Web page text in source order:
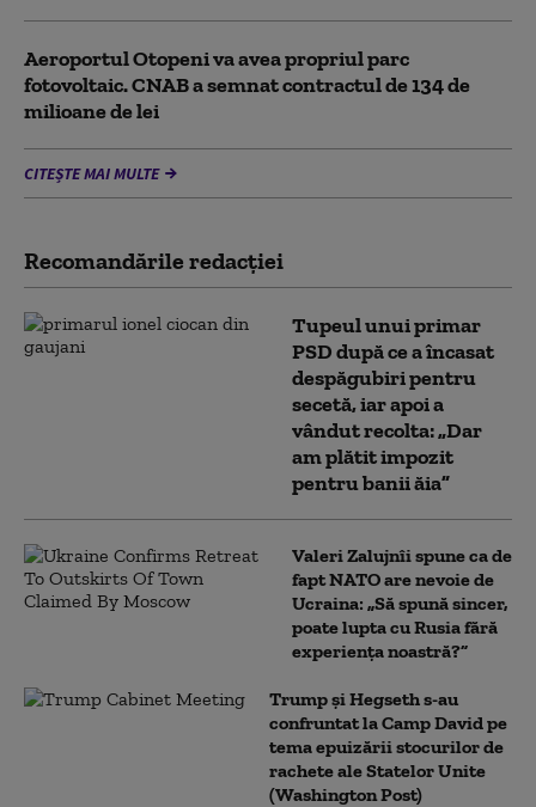
Aeroportul Otopeni va avea propriul parc
fotovoltaic. CNAB a semnat contractul de 134 de
milioane de lei
CITEȘTE MAI MULTE
Recomandările redacţiei
Tupeul unui primar
PSD după ce a încasat
despăgubiri pentru
secetă, iar apoi a
vândut recolta: „Dar
am plătit impozit
pentru banii ăia”
Valeri Zalujnîi spune ca de
fapt NATO are nevoie de
Ucraina: „Să spună sincer,
poate lupta cu Rusia fără
experiența noastră?”
Trump şi Hegseth s-au
confruntat la Camp David pe
tema epuizării stocurilor de
rachete ale Statelor Unite
(Washington Post)